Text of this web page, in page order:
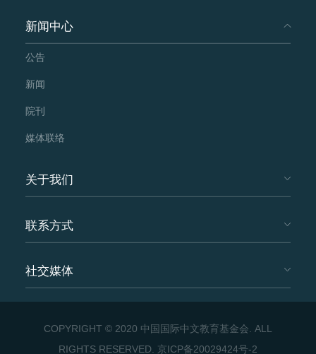
新闻中心
公告
新闻
院刊
媒体联络
关于我们
联系方式
社交媒体
COPYRIGHT © 2020 中国国际中文教育基金会. ALL
RIGHTS RESERVED. 京ICP备20029424号-2